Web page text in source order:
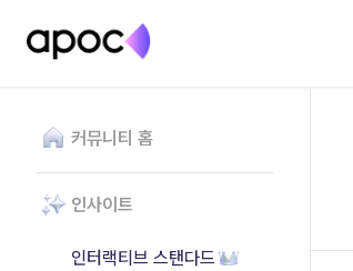
커뮤니티 홈
인사이트
인터랙티브 스탠다드